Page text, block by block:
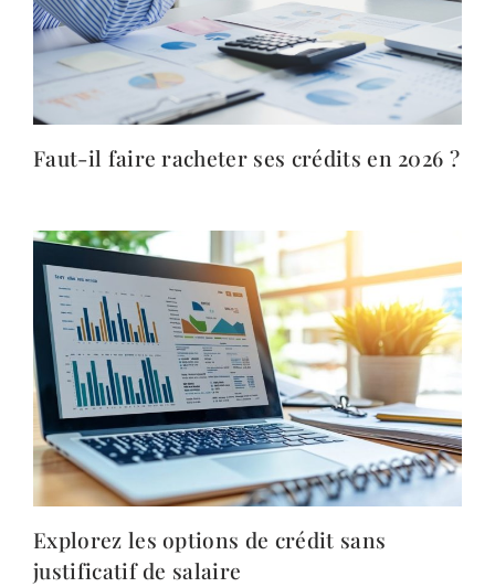
Faut-il faire racheter ses crédits en 2026 ?
Explorez les options de crédit sans
justificatif de salaire